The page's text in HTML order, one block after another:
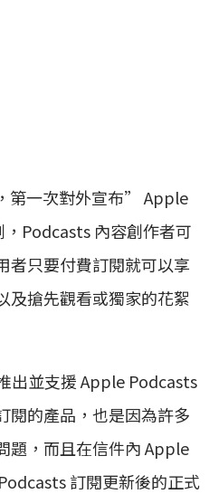
第一次對外宣布” Apple
Podcasts 內容創作者可
者只要付費訂閱就可以享
及搶先觀看或獨家的花絮
出並支援 Apple Podcasts
閱的產品，也是因為許多
題，而且在信件內 Apple
訂閱更新後的正式